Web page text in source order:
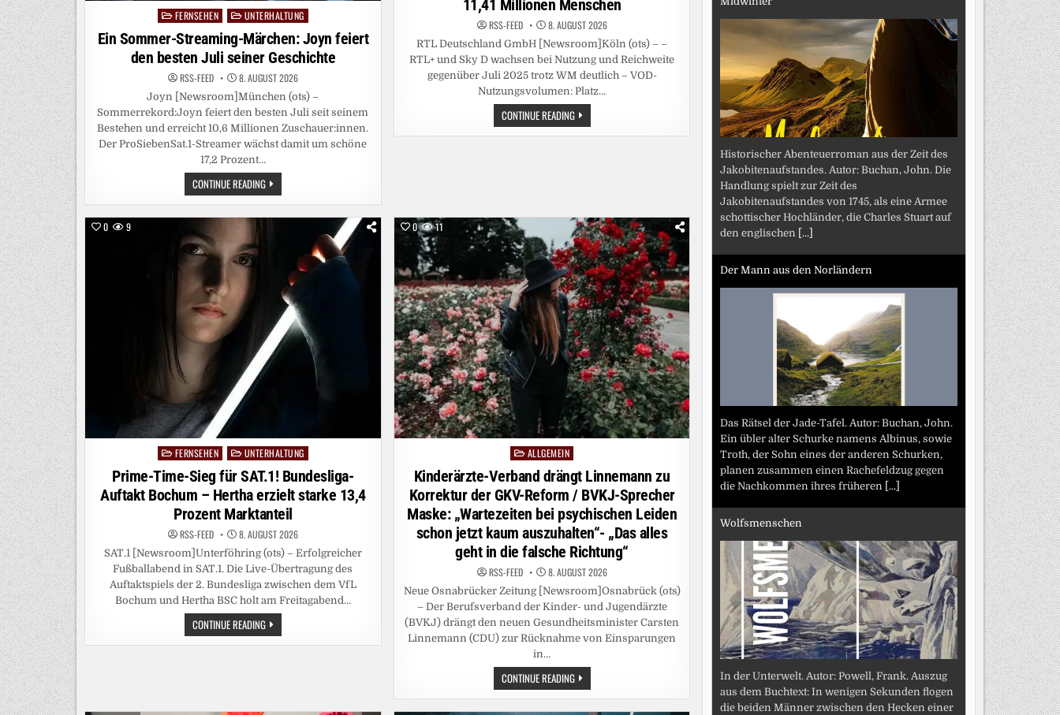
PostedFERNSEHEN UNTERHALTUNG
Ein Sommer-Streaming-Märchen: Joyn feiert
den besten Juli seiner Geschichte
RSS-FEED 8. AUGUST 2026
Joyn [Newsroom]München (ots) –
Sommerrekord:Joyn feiert den besten Juli seit seinem
Bestehen und erreicht 10,6 Millionen Zuschauer:innen.
Der ProSiebenSat.1-Streamer wächst damit um schöne
17,2 Prozent…
CONTINUE READINGEIN
SOMMER-
STREAMING-
SEINER
GESCHICHTE
11,41 Millionen Menschen
RSS-FEED 8. AUGUST 2026
RTL Deutschland GmbH [Newsroom]Köln (ots) – –
RTL+ und Sky D wachsen bei Nutzung und Reichweite
gegenüber Juli 2025 trotz WM deutlich – VOD-
Nutzungsvolumen: Platz…
CONTINUE READINGGEMEINSAM
STARK:
RTL+
MENSCHEN
0 9
Posted
in
FERNSEHEN UNTERHALTUNG
Prime-Time-Sieg für SAT.1! Bundesliga-
Auftakt Bochum – Hertha erzielt starke 13,4
Prozent Marktanteil
RSS-FEED 8. AUGUST 2026
SAT.1 [Newsroom]Unterföhring (ots) – Erfolgreicher
Fußballabend in SAT.1. Die Live-Übertragung des
Auftaktspiels der 2. Bundesliga zwischen dem VfL
Bochum und Hertha BSC holt am Freitagabend…
CONTINUE READINGPRIME-
TIME-
SIEG
0 11
Posted
in
ALLGEMEIN
Kinderärzte-Verband drängt Linnemann zu
Korrektur der GKV-Reform / BVKJ-Sprecher
Maske: „Wartezeiten bei psychischen Leiden
schon jetzt kaum auszuhalten“- „Das alles
geht in die falsche Richtung“
RSS-FEED 8. AUGUST 2026
Neue Osnabrücker Zeitung [Newsroom]Osnabrück (ots)
– Der Berufsverband der Kinder- und Jugendärzte
(BVKJ) drängt den neuen Gesundheitsminister Carsten
Linnemann (CDU) zur Rücknahme von Einsparungen
in…
CONTINUE READINGKINDERÄRZTE-
VERBAND
DRÄNGT
LINNEMANN
Historischer Abenteuerroman aus der Zeit des
Jakobitenaufstandes. Autor: Buchan, John. Die
Handlung spielt zur Zeit des
Jakobitenaufstandes von 1745, als eine Armee
schottischer Hochländer, die Charles Stuart auf
den englischen [...]
Der Mann aus den Norländern
Das Rätsel der Jade-Tafel. Autor: Buchan, John.
Ein übler alter Schurke namens Albinus, sowie
Troth, der Sohn eines der anderen Schurken,
planen zusammen einen Rachefeldzug gegen
die Nachkommen ihres früheren [...]
Wolfsmenschen
In der Unterwelt. Autor: Powell, Frank. Auszug
aus dem Buchtext: In wenigen Sekunden flogen
die beiden Männer zwischen den Hecken einer